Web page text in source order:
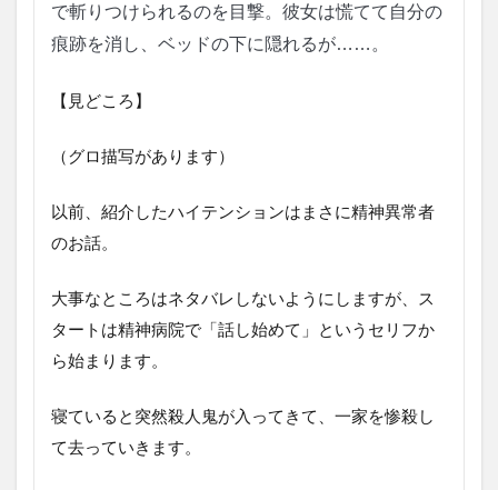
ク
ノ
ッ
6
ャ
ー
ア
ン
ド
7
神
異
常
で斬りつけられるのを目撃。彼女は慌てて自分の
痕跡を消し、ベッドの下に隠れるが……。
【見どころ】
（グロ描写があります）
以前、紹介したハイテンションはまさに精神異常者
のお話。
大事なところはネタバレしないようにしますが、ス
タートは精神病院で「話し始めて」というセリフか
ら始まります。
寝ていると突然殺人鬼が入ってきて、一家を惨殺し
て去っていきます。